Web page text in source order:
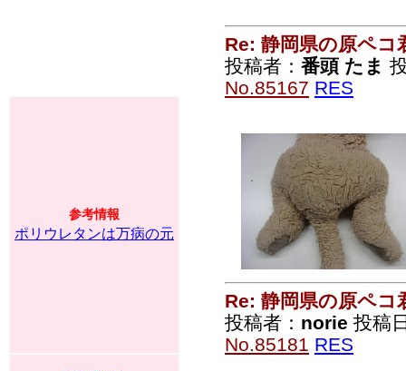
参考情報
ポリウレタンは万病の元
Re: 静岡県の原ペコ
投稿者： 番頭 たま
No.85167 RES
Re: 静岡県の原ペコ
投稿者： norie 投稿
No.85181 RES